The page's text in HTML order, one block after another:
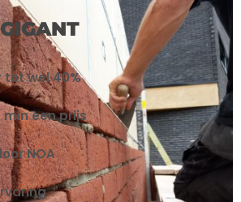
tot wel 40%
min een prijs
NOA